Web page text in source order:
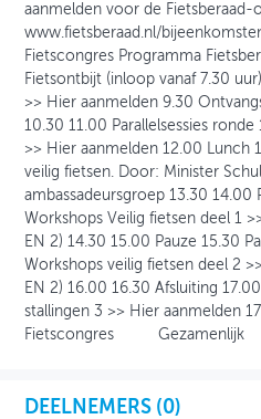
aanmelden voor de Fietsberaad-
www.fietsberaad.nl/
Fietscongres Programma
Fietsontbijt (inloop vanaf 7.30
>> Hier aanmelden 9.30
10.30 11.00 Parallelsessies
>> Hier aanmelden 12.00 Lunch
veilig fietsen. Door: Minister
ambassadeursgroep 13.30 14.00
Workshops Veilig fietsen deel 1
EN 2) 14.30 15.00 Pauze 15.30
Workshops veilig fietsen deel 2
EN 2) 16.00 16.30 Afsluiting
stallingen 3 >> Hier
Fietscongres Gezamenlijk
DEELNEMERS (0)